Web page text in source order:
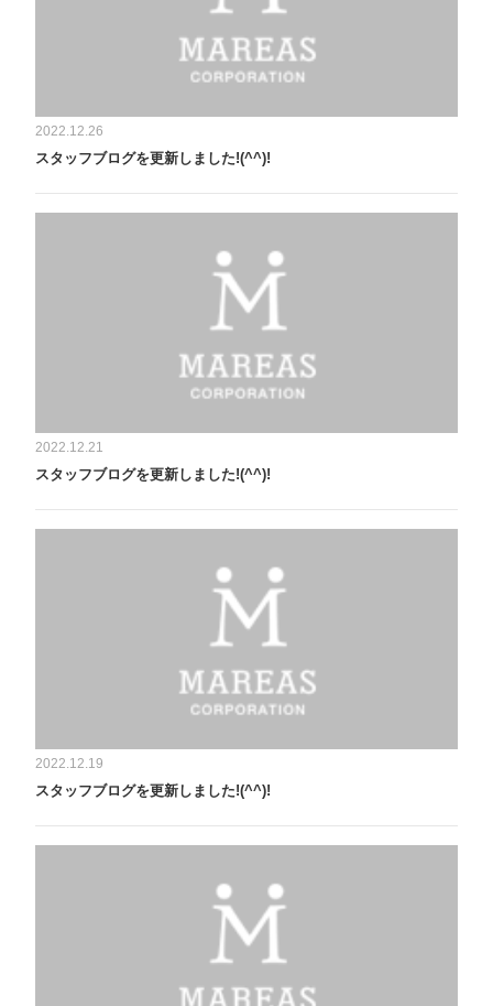
2022.12.26
スタッフブログを更新しました!(^^)!
2022.12.21
スタッフブログを更新しました!(^^)!
2022.12.19
スタッフブログを更新しました!(^^)!